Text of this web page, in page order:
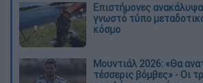
Επιστήμονες
γνωστό τύπο
κόσμο
Μουντιάλ 2026: «Θα
τέσσερις βόμβες» - Οι